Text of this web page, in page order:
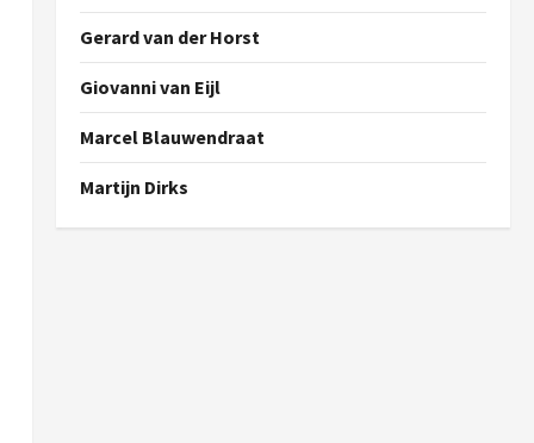
Gerard van der Horst
Giovanni van Eijl
Marcel Blauwendraat
Martijn Dirks